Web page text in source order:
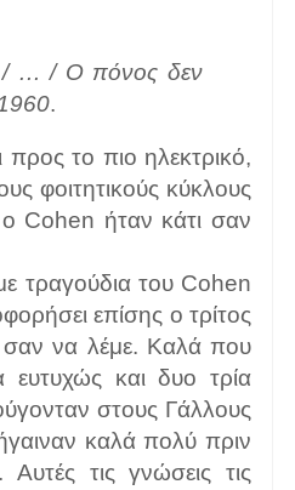
/ … / Ο πόνος δεν
.
προς το πιο ηλεκτρικό,
φοιτητικούς κύκλους
Cohen ήταν κάτι σαν
τραγούδια του Cohen
επίσης ο τρίτος
να λέμε. Καλά που
ευτυχώς και δυο τρία
στους Γάλλους
καλά πολύ πριν
τις γνώσεις τις